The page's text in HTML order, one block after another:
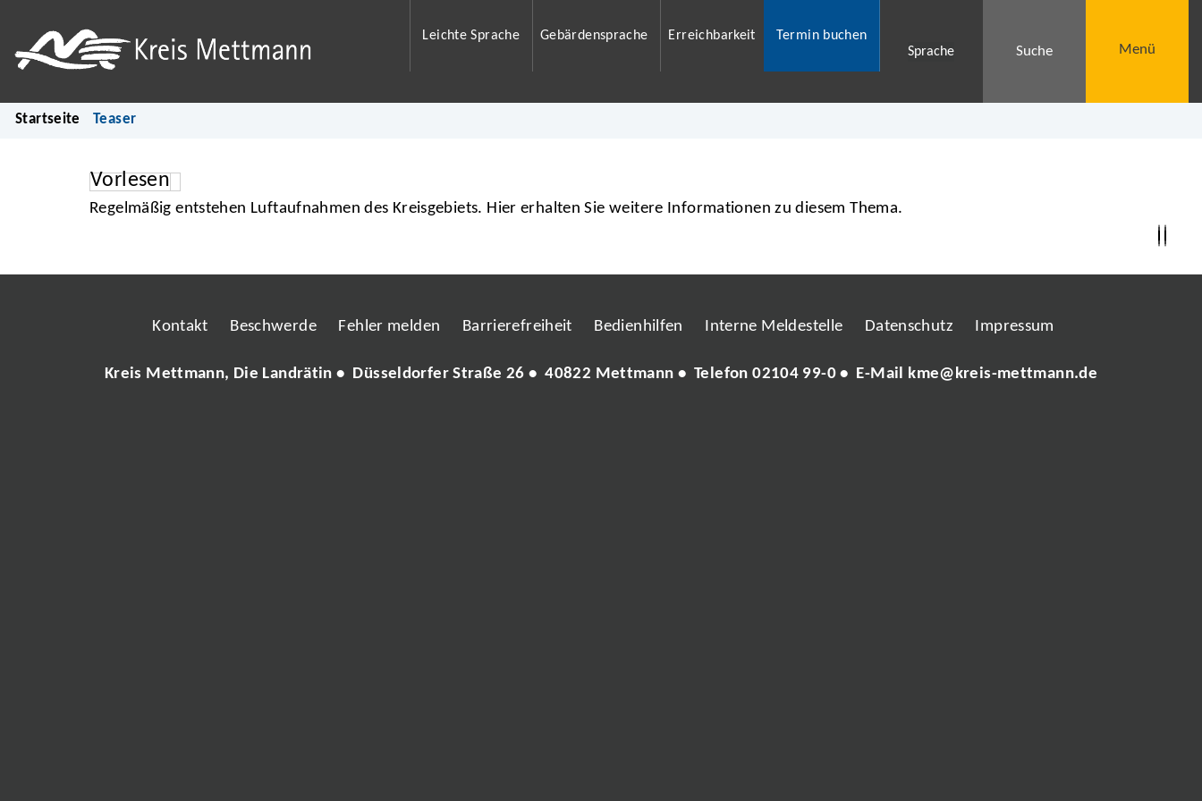
Leichte Sprache Gebärdensprache Erreichbarkeit
Termin buchen
Sprache
Suche Menü
Startseite Teaser
Vorlesen
Regelmäßig entstehen Luftaufnahmen des Kreisgebiets. Hier erhalten Sie weitere Informationen zu diesem Thema.
Kontakt Beschwerde Fehler melden Barrierefreiheit Bedienhilfen Interne Meldestelle Datenschutz Impressum
Kreis Mettmann, Die Landrätin • Düsseldorfer Straße 26 • 40822 Mettmann • Telefon02104 99-0• E-Mail kme@kreis-mettmann.de